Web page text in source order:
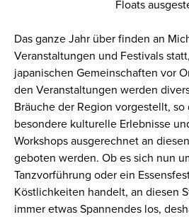
Floats
Das ganze Jahr über finden an
Veranstaltungen und Festivals
japanischen Gemeinschaften vor
den Veranstaltungen werden
Bräuche der Region vorgestellt, so
besondere kulturelle Erlebnisse
Workshops ausgerechnet an
geboten werden. Ob es sich nun
Tanzvorführung oder ein
Köstlichkeiten handelt, an diesen
immer etwas Spannendes los,